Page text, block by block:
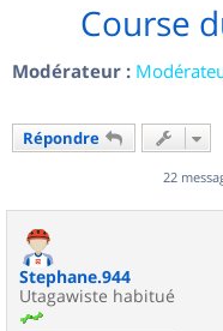
Course
Modérateur :
Répondre
22
Stephane.944
Utagawiste habitué